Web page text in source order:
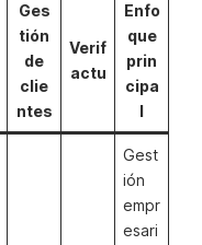
Ges
tión
de
clie
ntes
Verif
actu
Enfo
que
prin
cipa
l
Gest
ión
empr
esari